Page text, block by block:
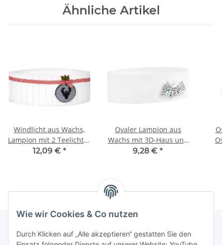
Wie wir Cookies & Co nutzen
Durch Klicken auf „Alle akzeptieren“ gestatten Sie den
Ähnliche Artikel
Windlicht aus Wachs,
Lampion mit 2 Teelichter
zu Weihnachten
12,09 € *
Ovaler Lampion aus
Wachs mit 3D-Haus und
zwei Teelichtern
9,28 € *